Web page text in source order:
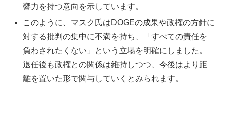
響力を持つ意向を示しています。
このように、マスク氏はDOGEの成果や政権の方針に
対する批判の集中に不満を持ち、「すべての責任を
負わされたくない」という立場を明確にしました。
退任後も政権との関係は維持しつつ、今後はより距
離を置いた形で関与していくとみられます。